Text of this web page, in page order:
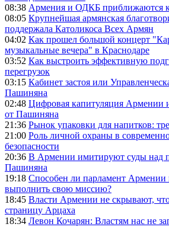
08:38 Армения и ОДКБ приближаются к
08:05 Крупнейшая армянская
поддержала Католикоса Всех Армян
04:02 Как прошел большой концерт
музыкальные вечера" в Краснодаре
03:52 Как выстроить эффективную
перегрузок
03:15 Кабинет застоя или
Пашиняна
02:48 Цифровая капитуляция Армении
от Пашиняна
21:36 Рынок упаковки для напитков:
21:00 Роль личной охраны в
безопасности
20:36 В Армении имитируют суды над
Пашиняна
19:18 Способен ли парламент Армении
выполнить свою миссию?
18:45 Власти Армении не скрывают,
страницу Арцаха
18:34 Левон Кочарян: Властям нас не